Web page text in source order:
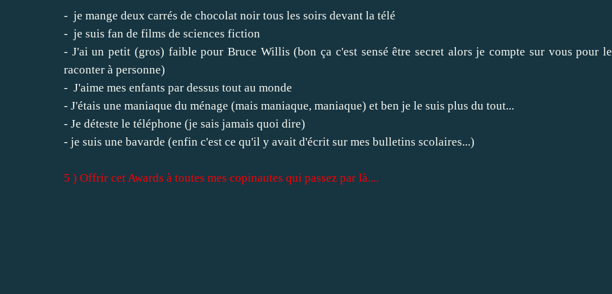
- je mange deux carrés de chocolat noir tous les soirs devant la télé
- je suis fan de films de sciences fiction
- J'ai un petit (gros) faible pour Bruce Willis (bon ça c'est sensé être secret alors je compte sur vous pour le
raconter à personne)
- J'aime mes enfants par dessus tout au monde
- J'étais une maniaque du ménage (mais maniaque, maniaque) et ben je le suis plus du tout...
- Je déteste le téléphone (je sais jamais quoi dire)
- je suis une bavarde (enfin c'est ce qu'il y avait d'écrit sur mes bulletins scolaires...)
5 ) Offrir cet Awards à toutes mes copinautes qui passez par là....